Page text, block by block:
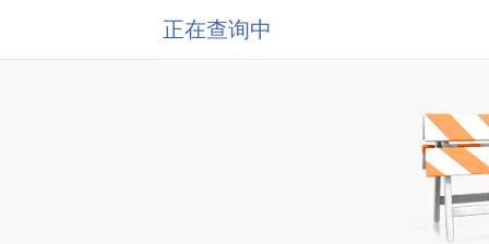
正在查询中